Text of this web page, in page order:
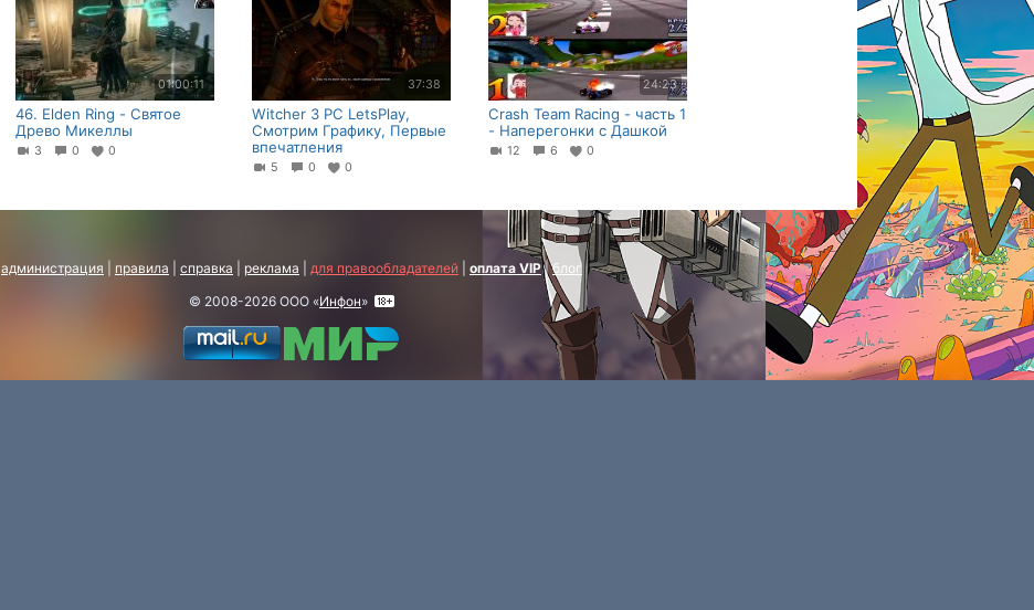
01:00:11
46. Elden Ring - Святое
Древо Микеллы
3 0 0
37:38
Witcher 3 PC LetsPlay,
Смотрим Графику, Первые
впечатления
5 0 0
24:23
Crash Team Racing - часть 1
- Наперегонки с Дашкой
12 6 0
администрация правила справка реклама для правообладателей оплата VIP|блог
© 2008-2026 ООО «Инфон»